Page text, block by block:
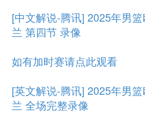
[中文解说-腾讯] 2025年男
兰 第四节 录像
如有加时赛请点此观看
[英文解说-腾讯] 2025年男
兰 全场完整录像